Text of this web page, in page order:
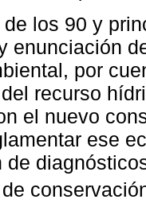
los 90 y
enunciación
por
recurso
el nuevo
ese
de